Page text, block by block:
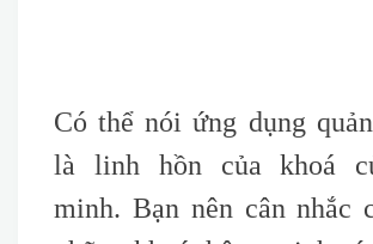
Có thể nói ứng dụng
là linh hồn của khoá
minh. Bạn nên cân nhắc